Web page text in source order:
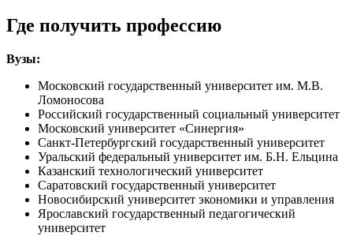
Где получить профессию
Вузы:
Московский государственный университет им. М.В.
Ломоносова
Российский государственный социальный университет
Московский университет «Синергия»
Санкт-Петербургский государственный университет
Уральский федеральный университет им. Б.Н. Ельцина
Казанский технологический университет
Саратовский государственный университет
Новосибирский университет экономики и управления
Ярославский государственный педагогический
университет